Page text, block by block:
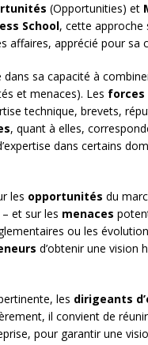
(Opportunities) et
School, cette approche
affaires, apprécié pour sa
sa capacité à
et menaces). Les forces
technique, brevets,
, quant à elles,
dans certains
les opportunités du
et sur les menaces
ou les
d’obtenir une vision
les dirigeants
il convient de
pour garantir une